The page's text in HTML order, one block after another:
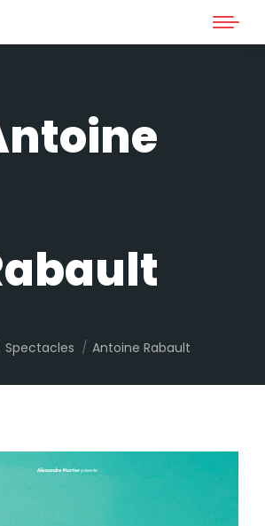
ici :
Spectacles Antoine Rabault